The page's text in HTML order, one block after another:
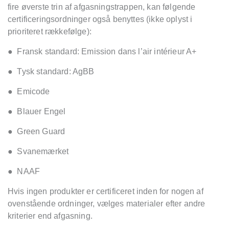
fire øverste trin af afgasningstrappen, kan følgende
certificeringsordninger også benyttes (ikke oplyst i
prioriteret rækkefølge):
● Fransk standard: Emission dans l’air intérieur A+
● Tysk standard: AgBB
● Emicode
● Blauer Engel
● Green Guard
● Svanemærket
● NAAF
Hvis ingen produkter er certificeret inden for nogen af
ovenstående ordninger, vælges materialer efter andre
kriterier end afgasning.